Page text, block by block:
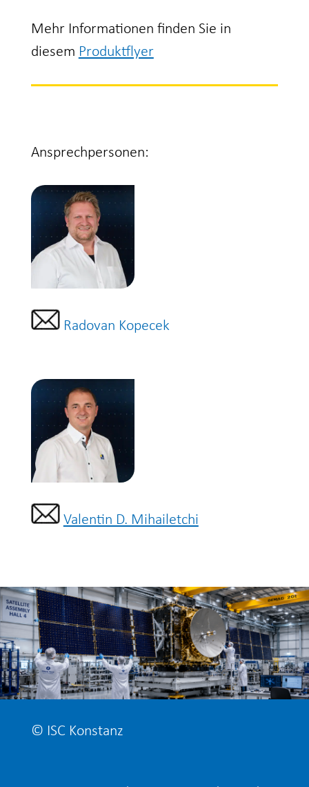
Mehr Informationen finden Sie in
diesem Produktflyer
Ansprechpersonen:
Radovan Kopecek
Valentin D. Mihailetchi
© ISC Konstanz